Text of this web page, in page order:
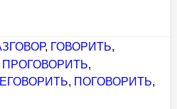
, ГОВОРИТЬ,
ПРОГОВОРИТЬ,
, ПОГОВОРИТЬ,